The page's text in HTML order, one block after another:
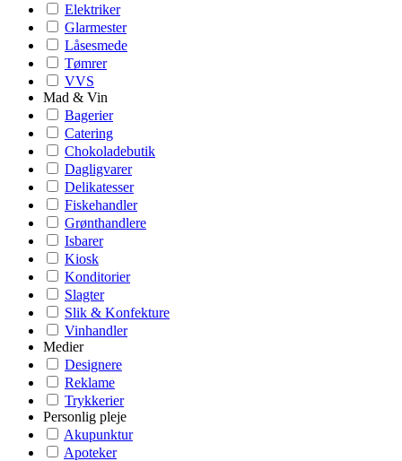
Elektriker
Glarmester
Låsesmede
Tømrer
VVS
Mad & Vin
Bagerier
Catering
Chokoladebutik
Dagligvarer
Delikatesser
Fiskehandler
Grønthandlere
Isbarer
Kiosk
Konditorier
Slagter
Slik & Konfekture
Vinhandler
Medier
Designere
Reklame
Trykkerier
Personlig pleje
Akupunktur
Apoteker